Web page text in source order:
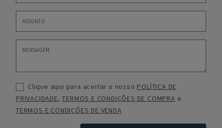
Clique aqui para aceitar o nosso POLÍTICA DE
PRIVACIDADE,TERMOS E CONDIÇÕES DE COMPRA e
TERMOS E CONDIÇÕES DE VENDA